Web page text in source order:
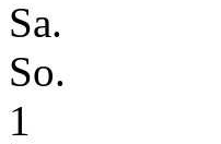
Sa.
So.
1